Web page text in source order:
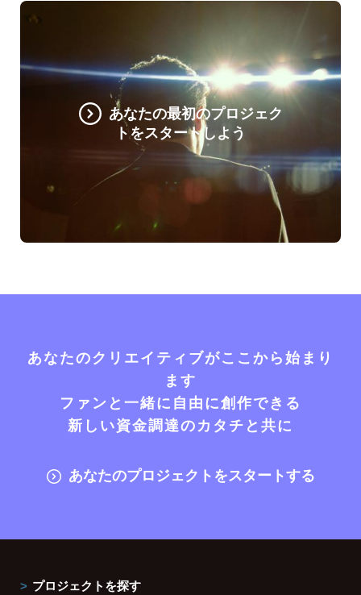
あなたの最初のプロジェク
トをスタートしよう
あなたのクリエイティブがここから始まり
ます
ファンと一緒に自由に創作できる
新しい資金調達のカタチと共に
あなたのプロジェクトをスタートする
プロジェクトを探す